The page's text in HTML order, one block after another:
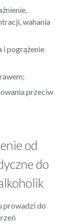
wahania
i pogrążenie
przeciw
od
do
prowadzi do